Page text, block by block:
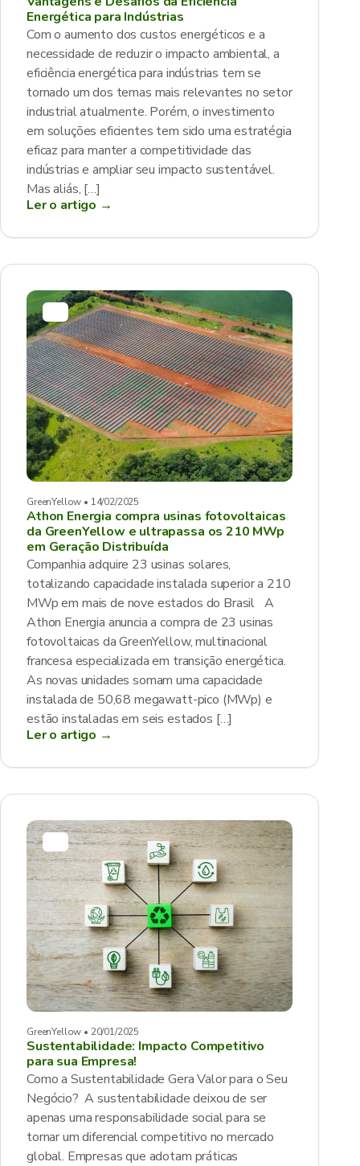
Energética para Indústrias
Com o aumento dos custos energéticos e a
necessidade de reduzir o impacto ambiental, a
eficiência energética para indústrias tem se
tornado um dos temas mais relevantes no setor
industrial atualmente. Porém, o investimento
em soluções eficientes tem sido uma estratégia
eficaz para manter a competitividade das
indústrias e ampliar seu impacto sustentável.
Mas aliás, […]
Ler o artigo →
GreenYellow • 14/02/2025
Athon Energia compra usinas fotovoltaicas
da GreenYellow e ultrapassa os 210 MWp
em Geração Distribuída
Companhia adquire 23 usinas solares,
totalizando capacidade instalada superior a 210
MWp em mais de nove estados do Brasil A
Athon Energia anuncia a compra de 23 usinas
fotovoltaicas da GreenYellow, multinacional
francesa especializada em transição energética.
As novas unidades somam uma capacidade
instalada de 50,68 megawatt-pico (MWp) e
estão instaladas em seis estados […]
Ler o artigo →
GreenYellow • 20/01/2025
Sustentabilidade: Impacto Competitivo
para sua Empresa!
Como a Sustentabilidade Gera Valor para o Seu
Negócio? A sustentabilidade deixou de ser
apenas uma responsabilidade social para se
tornar um diferencial competitivo no mercado
global. Empresas que adotam práticas